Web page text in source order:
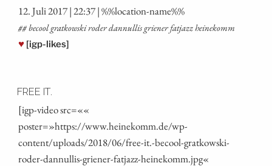
12. Juli 2017 | 22:37 | %%loca­ti­on-name%%
## becool grat­kow­ski roder dan­nul­lis grie­ner fat­jazz heinekomm
♥ [igp-likes]
FREE IT.
[igp-video src=««
poster=»https://www.heinekomm.de/wp-
content/uploads/2018/06/free-it.-becool-gratkowski-
roder-dannullis-griener-fatjazz-heinekomm.jpg«